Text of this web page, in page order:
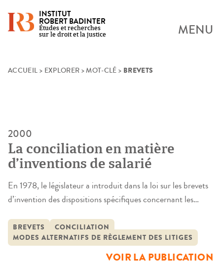
Skip
INSTITUT
ROBERT BADINTER
Études et recherches
sur le droit et la justice
MENU
ACCUEIL > EXPLORER >MOT-CLÉ > BREVETS
2000
La conciliation en matière
d’inventions de salarié
En 1978, le législateur a introduit dans la loi sur les brevets
d’invention des dispositions spécifiques concernant les
propriété des inventions, des modalités selon lesquelles
employeurs et salariés sont appelés à exercer leurs droits et
du règlement des contentieux. A cet égard, une
BREVETS
CONCILIATION
MODES ALTERNATIFS DE RÈGLEMENT DES LITIGES
VOIR LA PUBLICATION